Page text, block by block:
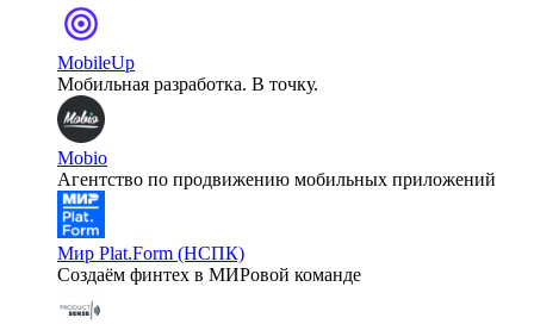
MobileUp
Мобильная разработка. В точку.
Mobio
Агентство по продвижению мобильных приложений
Мир Plat.Form (НСПК)
Создаём финтех в МИРовой команде